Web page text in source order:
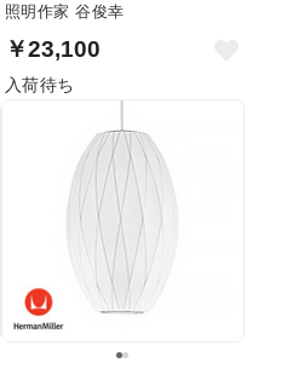
照明作家 谷俊幸
￥23,100
入荷待ち